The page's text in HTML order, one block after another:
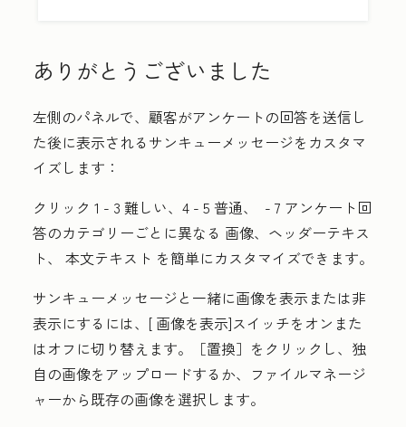
ありがとうございました
左側のパネルで、顧客がアンケートの回答を送信し
た後に表示されるサンキューメッセージをカスタマ
イズします：
クリック 1 - 3 難しい、 4 - 5 普通、 - 7 アンケート回
答のカテゴリーごとに異なる 画像、 ヘッダーテキス
ト、 本文テキスト を簡単にカスタマイズできます。
サンキューメッセージと一緒に画像を表示または非
表示にするには、[ 画像を表示]スイッチをオンまた
はオフに切り替えます。
［置換］ をクリックし、独
自の画像をアップロードするか、ファイルマネージ
ャーから既存の画像を選択します。